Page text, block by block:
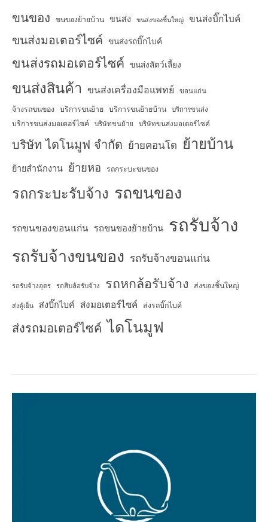
ขนของ ขนของย้ายบ้าน ขนส่ง ขนส่งของชิ้นใหญ่ ขนส่งบิ๊กไบค์
ขนส่งมอเตอร์ไซค์ ขนส่งรถบิ๊กไบค์
ขนส่งรถมอเตอร์ไซค์ ขนส่งสัตว์เลี้ยง
ขนส่งสินค้า ขนส่งเครื่องมือแพทย์ ขอนแก่น
จ้างรถขนของ บริการขนย้าย บริการขนย้ายบ้าน บริการขนส่ง
บริการขนส่งมอเตอร์ไซค์ บริษัทขนย้าย บริษัทขนส่งมอเตอร์ไซค์
บริษัท ไดโนมูฟ จำกัด ย้ายคอนโด ย้ายบ้าน
ย้ายสำนักงาน ย้ายหอ รถกระบะขนของ
รถกระบะรับจ้าง รถขนของ
รถขนของขอนแก่น รถขนของย้ายบ้าน รถรับจ้าง
รถรับจ้างขนของ รถรับจ้างขอนแก่น
รถรับจ้างอุดร รถสิบล้อรับจ้าง รถหกล้อรับจ้าง ส่งของชิ้นใหญ่
ส่งตู้เย็น ส่งบิ๊กไบค์ ส่งมอเตอร์ไซค์ ส่งรถบิ๊กไบค์
ส่งรถมอเตอร์ไซค์ ไดโนมูฟ